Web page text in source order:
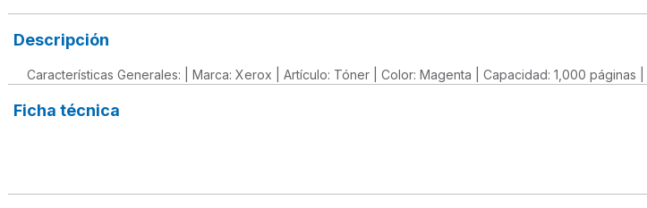
Descripción
Características Generales: | Marca: Xerox | Artículo: Tóner | Color: Magenta | Capacidad: 1,000 páginas
Ficha técnica